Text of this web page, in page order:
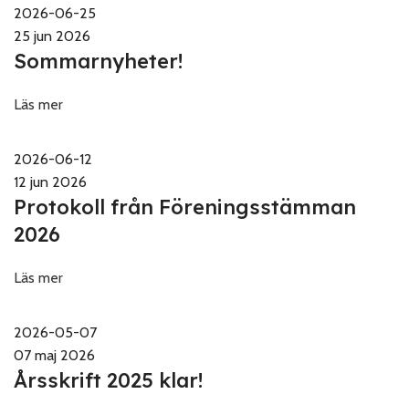
2026-06-25
25 jun 2026
Sommarnyheter!
Läs mer
2026-06-12
12 jun 2026
Protokoll från Föreningsstämman
2026
Läs mer
2026-05-07
07 maj 2026
Årsskrift 2025 klar!